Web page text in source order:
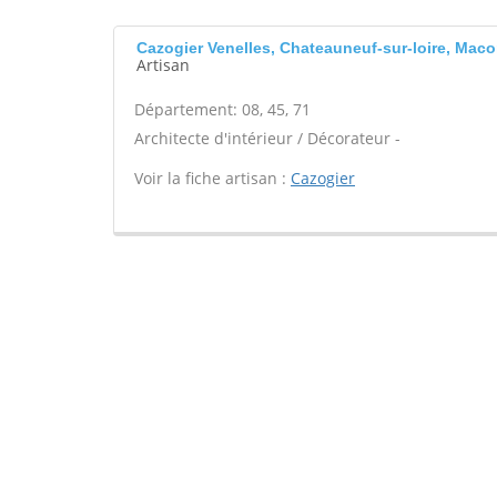
Cazogier Venelles, Chateauneuf-sur-loire,
Artisan
Département: 08, 45, 71
Architecte d'intérieur / Décorateur -
Voir la fiche artisan : Cazogier